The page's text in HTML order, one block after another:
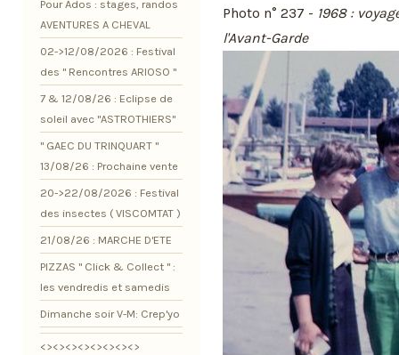
Photo n° 237 - 1968 :
l'Avant-Garde
Pour Ados : stages, randos
AVENTURES A CHEVAL
02->12/08/2026 : Festival
des " Rencontres ARIOSO "
7 & 12/08/26 : Eclipse de
soleil avec "ASTROTHIERS"
" GAEC DU TRINQUART "
13/08/26 : Prochaine vente
20->22/08/2026 : Festival
des insectes ( VISCOMTAT )
21/08/26 : MARCHE D'ETE
PIZZAS " Click & Collect " :
les vendredis et samedis
Dimanche soir V-M: Crep'yo
<><><><><><><><>